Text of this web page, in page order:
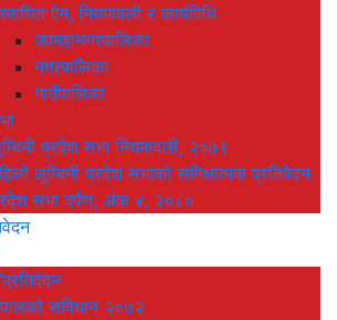
ऐन, नियमावली र कार्यविधि
उपमहानगरपालिका
नगरपालिका
गाउँपालिका
प्रदेश सभा नियमावली, २०७९
लुम्बिनी प्रदेश सभाको समिक्षात्मक प्रतिवेदन
सभा दर्पण, अंक ४, २०८०
संविधान २०७२